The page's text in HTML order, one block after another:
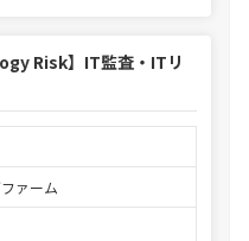
Risk】IT監査・ITリ
ァーム